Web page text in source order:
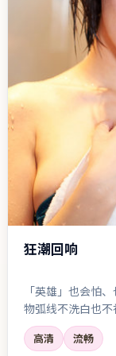
狂潮回响
「英雄」也会怕
物弧线不洗白也不
高清 流畅